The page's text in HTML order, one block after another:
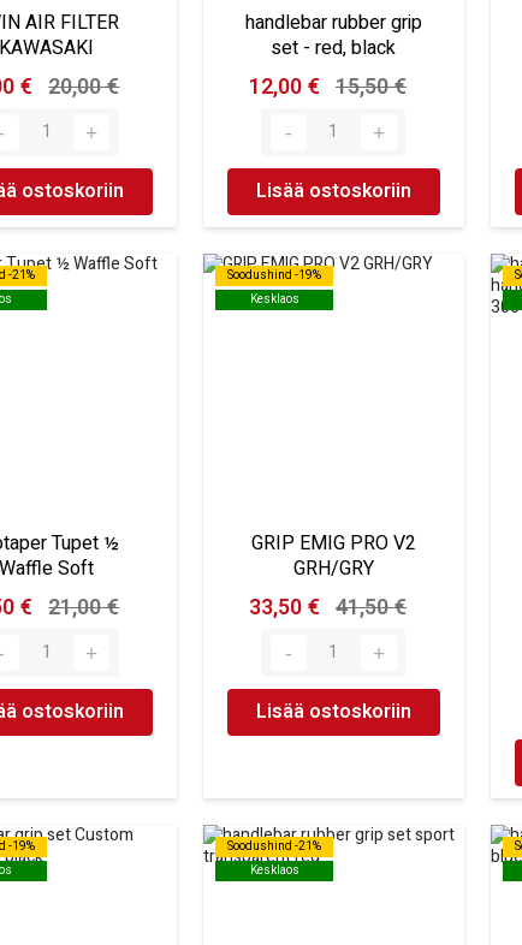
AIR FILTER
KAWASAKI
€ 20,00 €
ostoskoriin
handlebar rubber grip
set - red, black
12,00 € 15,50 €
Lisää ostoskoriin
-21%
-21%
Tupet ½
Waffle Soft
€ 21,00 €
ostoskoriin
Soodushind -19%
Kesklaos
Soodushind -19%
Kesklaos
GRIP EMIG PRO V2
GRH/GRY
33,50 € 41,50 €
Lisää ostoskoriin
-19%
-19%
Soodushind -21%
Kesklaos
Soodushind -21%
Kesklaos